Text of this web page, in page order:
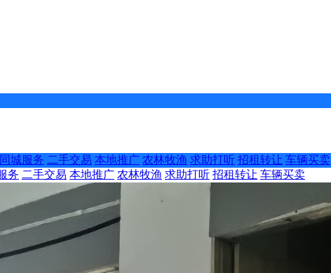
同城服务 二手交易 本地推广 农林牧渔 求助打听 招租转让 车辆买卖
务 二手交易 本地推广 农林牧渔 求助打听 招租转让 车辆买卖